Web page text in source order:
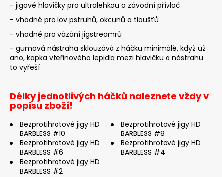
- jigové hlavičky pro ultralehkou a závodní přívlač
- vhodné pro lov pstruhů, okounů a tloušťů
- vhodné pro vázání jigstreamrů
- gumová nástraha sklouzává z háčku minimálě, když už
ano, kapka vteřinového lepidla mezi hlavičku a nástrahu
to vyřeší
Délky jednotlivých háčků naleznete vždy v
popisu zboží!
Bezprotihrotové jigy HD
BARBLESS #10
Bezprotihrotové jigy HD
BARBLESS #8
Bezprotihrotové jigy HD
BARBLESS #6
Bezprotihrotové jigy HD
BARBLESS #4
Bezprotihrotové jigy HD
BARBLESS #2
e
c
o
m
m
e
n
CLASSIC
1
BLACK
(BLACK/ORANGE
BODY)
4,92